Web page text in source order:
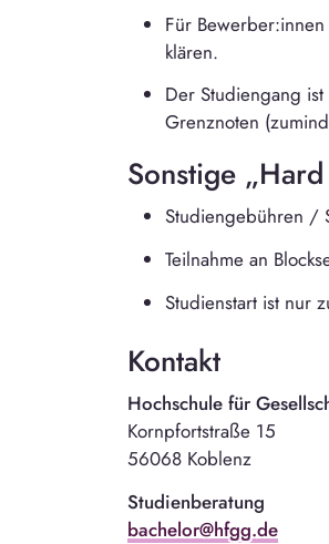
Für
klären.
Der Studiengang ist
Grenznoten
Sonstige „Hard
Studiengebühren /
Teilnahme an
Studienstart ist nur
Kontakt
Hochschule für
Kornpfortstraße 15
56068 Koblenz
Studienberatung
bachelor@hfgg.de